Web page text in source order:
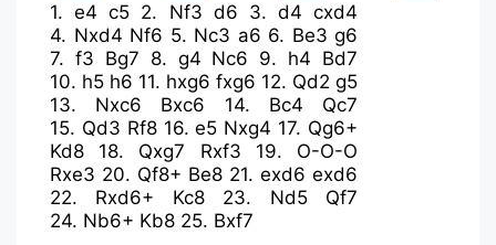
1.e4 c5 2. Nf3 d6 3. d4 cxd4
4. Nxd4 Nf6 5. Nc3 a6 6. Be3 g6
7. f3 Bg7 8. g4 Nc6 9. h4 Bd7
10. h5 h6 11. hxg6 fxg6 12. Qd2 g5
13. Nxc6 Bxc6 14. Bc4
Qc7
15. Qd3 Rf8 16.e5 Nxg4 17. Qg6+
Kd8
18. Qxg7 Rxf3 19. O-O-O
Rxe3 20. Qf8+ Be8 21. exd6 exd6
22. Rxd6+ Kc8 23. Nd5
Qf7
24. Nb6+ Kb8 25. Bxf7